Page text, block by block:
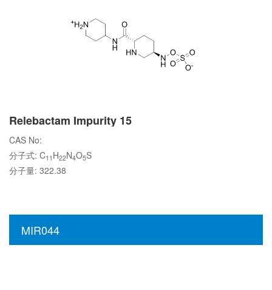
Relebactam Impurity 15
CAS No:
分子式: C11 H22N4O5S
分子量: 322.38
MIR044